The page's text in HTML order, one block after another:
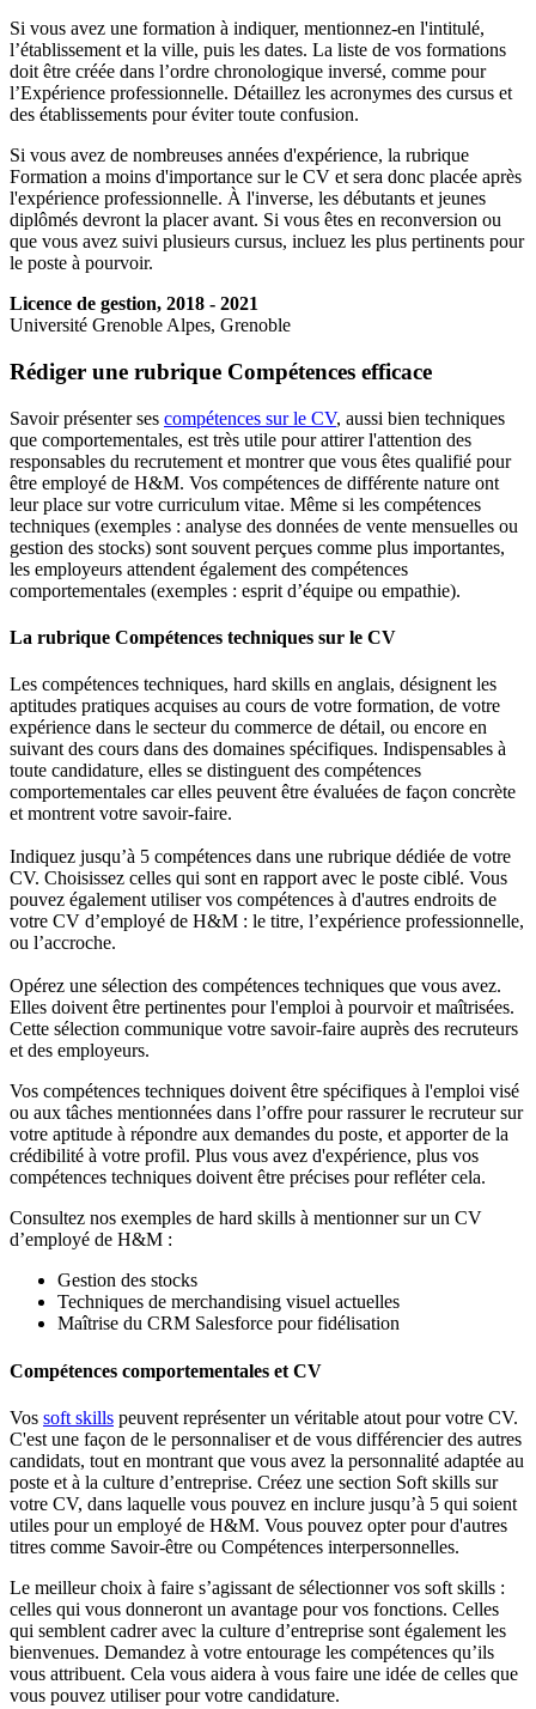
Si vous avez une formation à indiquer, mentionnez-en l'intitulé,
l’établissement et la ville, puis les dates. La liste de vos formations
doit être créée dans l’ordre chronologique inversé, comme pour
l’Expérience professionnelle. Détaillez les acronymes des cursus et
des établissements pour éviter toute confusion.
Si vous avez de nombreuses années d'expérience, la rubrique
Formation a moins d'importance sur le CV et sera donc placée après
l'expérience professionnelle. À l'inverse, les débutants et jeunes
diplômés devront la placer avant. Si vous êtes en reconversion ou
que vous avez suivi plusieurs cursus, incluez les plus pertinents pour
le poste à pourvoir.
Licence de gestion, 2018 - 2021
Université Grenoble Alpes, Grenoble
Rédiger une rubrique Compétences efficace
Savoir présenter ses compétences sur le CV, aussi bien techniques
que comportementales, est très utile pour attirer l'attention des
responsables du recrutement et montrer que vous êtes qualifié pour
être employé de H&M. Vos compétences de différente nature ont
leur place sur votre curriculum vitae. Même si les compétences
techniques (exemples : analyse des données de vente mensuelles ou
gestion des stocks) sont souvent perçues comme plus importantes,
les employeurs attendent également des compétences
comportementales (exemples : esprit d’équipe ou empathie).
La rubrique Compétences techniques sur le CV
Les compétences techniques, hard skills en anglais, désignent les
aptitudes pratiques acquises au cours de votre formation, de votre
expérience dans le secteur du commerce de détail, ou encore en
suivant des cours dans des domaines spécifiques. Indispensables à
toute candidature, elles se distinguent des compétences
comportementales car elles peuvent être évaluées de façon concrète
et montrent votre savoir-faire.
Indiquez jusqu’à 5 compétences dans une rubrique dédiée de votre
CV. Choisissez celles qui sont en rapport avec le poste ciblé. Vous
pouvez également utiliser vos compétences à d'autres endroits de
votre CV d’employé de H&M : le titre, l’expérience professionnelle,
ou l’accroche.
Opérez une sélection des compétences techniques que vous avez.
Elles doivent être pertinentes pour l'emploi à pourvoir et maîtrisées.
Cette sélection communique votre savoir-faire auprès des recruteurs
et des employeurs.
Vos compétences techniques doivent être spécifiques à l'emploi visé
ou aux tâches mentionnées dans l’offre pour rassurer le recruteur sur
votre aptitude à répondre aux demandes du poste, et apporter de la
crédibilité à votre profil. Plus vous avez d'expérience, plus vos
compétences techniques doivent être précises pour refléter cela.
Consultez nos exemples de hard skills à mentionner sur un CV
d’employé de H&M :
Gestion des stocks
Techniques de merchandising visuel actuelles
Maîtrise du CRM Salesforce pour fidélisation
Compétences comportementales et CV
Vos soft skills peuvent représenter un véritable atout pour votre CV.
C'est une façon de le personnaliser et de vous différencier des autres
candidats, tout en montrant que vous avez la personnalité adaptée au
poste et à la culture d’entreprise. Créez une section Soft skills sur
votre CV, dans laquelle vous pouvez en inclure jusqu’à 5 qui soient
utiles pour un employé de H&M. Vous pouvez opter pour d'autres
titres comme Savoir-être ou Compétences interpersonnelles.
Le meilleur choix à faire s’agissant de sélectionner vos soft skills :
celles qui vous donneront un avantage pour vos fonctions. Celles
qui semblent cadrer avec la culture d’entreprise sont également les
bienvenues. Demandez à votre entourage les compétences qu’ils
vous attribuent. Cela vous aidera à vous faire une idée de celles que
vous pouvez utiliser pour votre candidature.